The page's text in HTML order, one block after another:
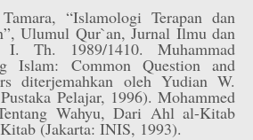
“Islamologi Terapan dan
Ulumul Qur`an, Jurnal Ilmu dan
I. Th. 1989/1410. Muhammad
Islam: Common Question and
diterjemahkan oleh Yudian W.
Pelajar, 1996). Mohammed
Wahyu, Dari Ahl al-Kitab
(Jakarta: INIS, 1993).